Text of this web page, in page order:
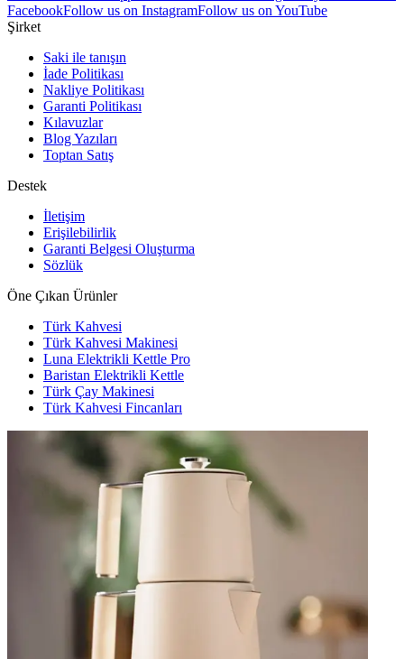
FacebookFollow us on InstagramFollow us on YouTube
Şirket
Saki ile tanışın
İade Politikası
Nakliye Politikası
Garanti Politikası
Kılavuzlar
Blog Yazıları
Toptan Satış
Destek
İletişim
Erişilebilirlik
Garanti Belgesi Oluşturma
Sözlük
Öne Çıkan Ürünler
Türk Kahvesi
Türk Kahvesi Makinesi
Luna Elektrikli Kettle Pro
Baristan Elektrikli Kettle
Türk Çay Makinesi
Türk Kahvesi Fincanları